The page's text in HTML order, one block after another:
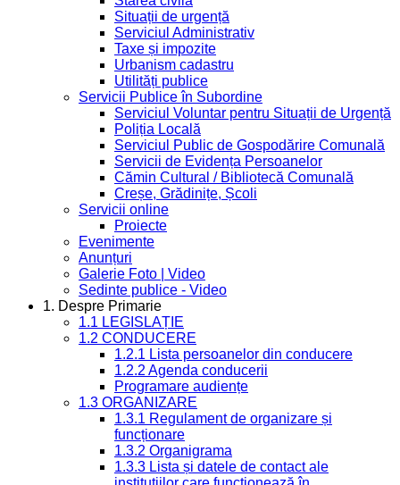
Situații de urgență
Serviciul Administrativ
Taxe și impozite
Urbanism cadastru
Utilități publice
Servicii Publice în Subordine
Serviciul Voluntar pentru Situații de Urgență
Poliția Locală
Serviciul Public de Gospodărire Comunală
Servicii de Evidența Persoanelor
Cămin Cultural / Bibliotecă Comunală
Creșe, Grădinițe, Școli
Servicii online
Proiecte
Evenimente
Anunțuri
Galerie Foto | Video
Sedinte publice - Video
1. Despre Primarie
1.1 LEGISLAȚIE
1.2 CONDUCERE
1.2.1 Lista persoanelor din conducere
1.2.2 Agenda conducerii
Programare audiențe
1.3 ORGANIZARE
1.3.1 Regulament de organizare și
funcționare
1.3.2 Organigrama
1.3.3 Lista și datele de contact ale